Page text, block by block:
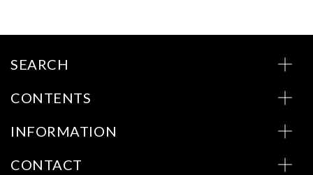
SEARCH
CONTENTS
INFORMATION
CONTACT